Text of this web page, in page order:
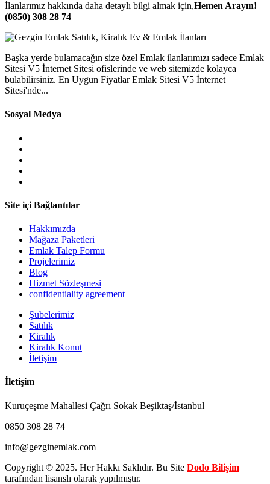
İlanlarımız hakkında daha detaylı bilgi almak için,Hemen Arayın!
(0850) 308 28 74
Başka yerde bulamacağın size özel Emlak ilanlarımızı sadece Emlak
Sitesi V5 İnternet Sitesi ofislerinde ve web sitemizde kolayca
bulabilirsiniz. En Uygun Fiyatlar Emlak Sitesi V5 İnternet
Sitesi'nde...
Sosyal Medya
Site içi Bağlantılar
Hakkımızda
Mağaza Paketleri
Emlak Talep Formu
Projelerimiz
Blog
Hizmet Sözleşmesi
confidentiality agreement
Şubelerimiz
Satılık
Kiralık
Kiralık Konut
İletişim
İletişim
Kuruçeşme Mahallesi Çağrı Sokak Beşiktaş/İstanbul
0850 308 28 74
info@gezginemlak.com
Copyright © 2025. Her Hakkı Saklıdır. Bu Site Dodo Bilişim
tarafından lisanslı olarak yapılmıştır.